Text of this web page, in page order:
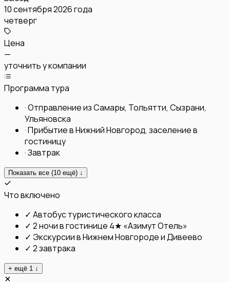
10 сентября 2026 года
четверг
Цена
—
уточнить у компании
Программа тура
·Отправление из Самары, Тольятти, Сызрани,
Ульяновска
·Прибытие в Нижний Новгород, заселение в
гостиницу
·Завтрак
Показать все (10 ещё) ↓
Что включено
✓ Автобус туристического класса
✓ 2 ночи в гостинице 4★ «Азимут Отель»
✓ Экскурсии в Нижнем Новгороде и Дивеево
✓ 2 завтрака
+ ещё 1 ↓